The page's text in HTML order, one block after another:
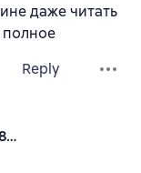
даже читать
полное
Reply
android_free0c252387-8f9b-388b-a194-1910f45daa34